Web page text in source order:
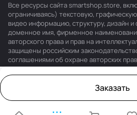
Заказать
Все ресурсы сайта smartshop.store,
ограничиваясь) текстовую,
видео информацию, структуру, дизайн
доменное имя, фирменное
авторского права и прав на
защищены российским
соглашениями об охране авторских